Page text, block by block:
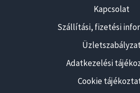
Kapcsolat
Szállítási, fizetési
Adatkezelési
Cookie